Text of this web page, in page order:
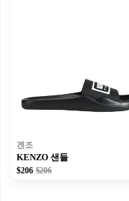
겐조
KENZO 샌들
$206 $206